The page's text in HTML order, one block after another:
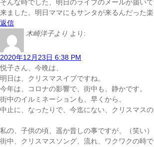
そんな時でした、明日のライブのメールが届いて
来ました。明日ママにもサンタが来るんだった
返信
木崎洋子より より:
2020年12月23日 6:38 PM
悦子さん、今晩は、
明日は、クリスマスイブですね。
今年は、コロナの影響で、街中も、静かです。
街中のイルミネーションも、早くから、
中止に、なったりで、今迄にない、クリスマス
私の、子供の頃、遥か昔しの事ですが、（笑い）
街中、クリスマスソング、流れ、ワクワクの時で